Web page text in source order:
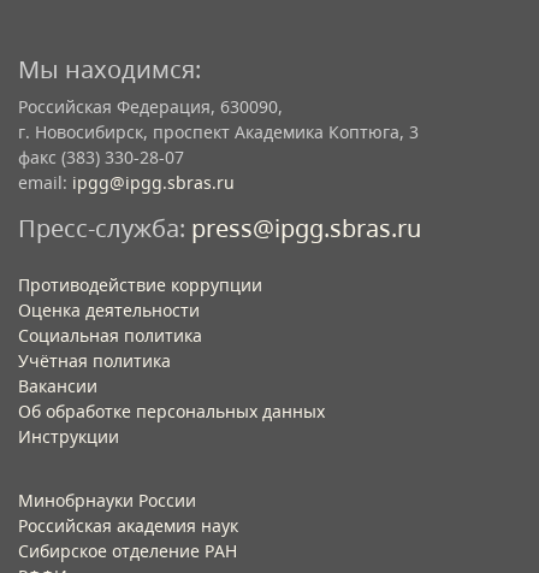
Мы находимся:
Российская Федерация, 630090,
г. Новосибирск, проспект Академика Коптюга, 3
факс (383) 330-28-07
email: ipgg@ipgg.sbras.ru
Пресс-служба: press@ipgg.sbras.ru
Противодействие коррупции
Оценка деятельности
Социальная политика
Учётная политика​
Вакансии​
Об обработке персональных данных​
Инструкции​
Минобрнауки России
Российская академия наук
Сибирское отделение РАН